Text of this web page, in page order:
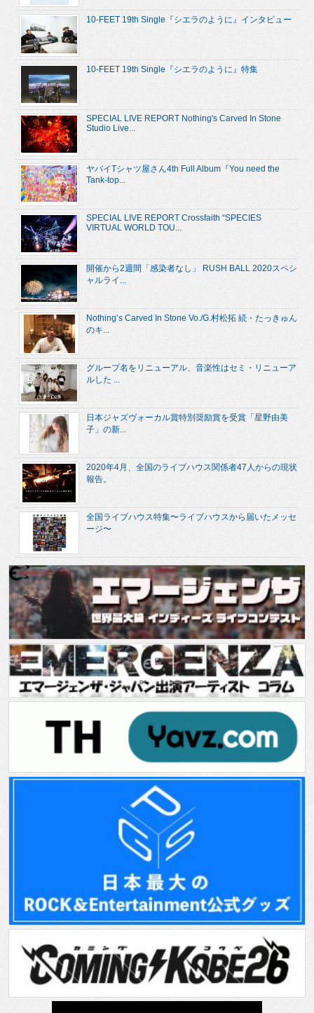
10-FEET 19th Single『シエラのように』インタビュー
10-FEET 19th Single『シエラのように』特集
SPECIAL LIVE REPORT Nothing's Carved In Stone
Studio Live...
ヤバイTシャツ屋さん4th Full Album『You need the
Tank-top...
SPECIAL LIVE REPORT Crossfaith “SPECIES
VIRTUAL WORLD TOU...
開催から2週間「感染者なし」 RUSH BALL 2020スペシ
ャルライ...
Nothing’s Carved In Stone Vo./G.村松拓 続・たっきゅん
のキ...
グループ名をリニューアル、音楽性はセミ・リニューア
ルした ...
日本ジャズヴォーカル賞特別奨励賞を受賞「星野由美
子」の新...
2020年4月、全国のライブハウス関係者47人からの現状
報告。
全国ライブハウス特集〜ライブハウスから届いたメッセ
ージ〜